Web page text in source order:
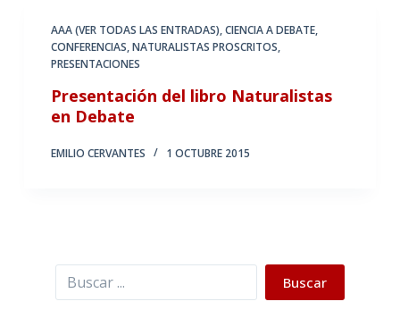
AAA (VER TODAS LAS ENTRADAS),CIENCIA A DEBATE,
CONFERENCIAS,NATURALISTAS PROSCRITOS,
PRESENTACIONES
Presentación del libro Naturalistas
en Debate
EMILIO CERVANTES 1 OCTUBRE 2015
Buscar Buscar